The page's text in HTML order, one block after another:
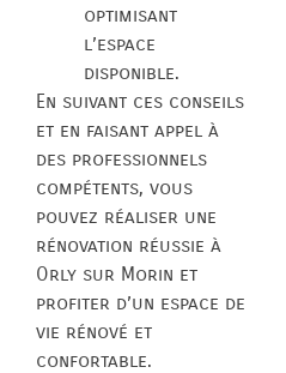
optimisant
l’espace
disponible.
En suivant ces conseils
et en faisant appel à
des professionnels
compétents, vous
pouvez réaliser une
rénovation réussie à
Orly sur Morin et
profiter d’un espace de
vie rénové et
confortable.